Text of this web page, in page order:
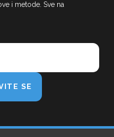
i metode. Sve na
SE